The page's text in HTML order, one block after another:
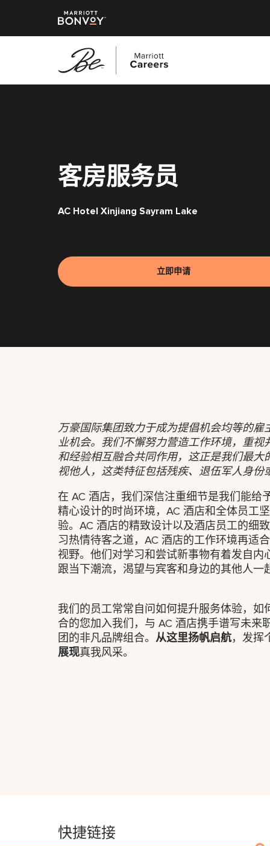
客房服务员
AC Hotel Xinjiang Sayram Lake
立即申请
万豪国际集团致力于成为提倡机会均等的
业机会。我们不懈努力营造工作环境，重
和经验相互融合共同作用，这正是我们最
视他人，这类特征包括残疾、退伍军人身
在 AC 酒店，我们深信注重细节是我们能给
精心设计的时尚环境，AC 酒店和全体员工
验。AC 酒店的精致设计以及酒店员工的细
习热情待客之道，AC 酒店的工作环境再适
视野。他们对学习和尝试新事物有着发自
跟当下潮流，渴望与宾客和身边的其他人一
我们的员工常常自问如何提升服务体验，
合的您加入我们，与 AC 酒店携手谱写未来
团的非凡品牌组合。 从这里扬帆启航，发挥
展现真我风采。
快捷链接